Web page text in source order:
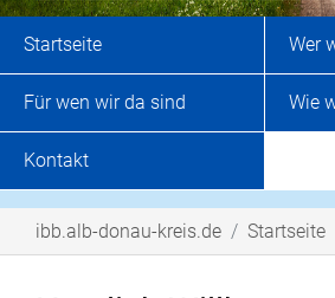
Startseite Wer
Für wen wir da sind Wie
Kontakt
ibb.alb-donau-kreis.de Startseite